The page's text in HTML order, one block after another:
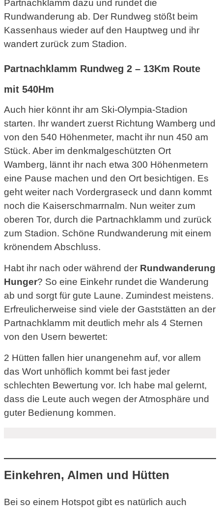
Partnachklamm dazu und rundet die
Rundwanderung ab. Der Rundweg stößt beim
Kassenhaus wieder auf den Hauptweg und ihr
wandert zurück zum Stadion.
Partnachklamm Rundweg 2 – 13Km Route
mit 540Hm
Auch hier könnt ihr am Ski-Olympia-Stadion
starten. Ihr wandert zuerst Richtung Wamberg und
von den 540 Höhenmeter, macht ihr nun 450 am
Stück. Aber im denkmalgeschützten Ort
Wamberg, lännt ihr nach etwa 300 Höhenmetern
eine Pause machen und den Ort besichtigen. Es
geht weiter nach Vordergraseck und dann kommt
noch die Kaiserschmarrnalm. Nun weiter zum
oberen Tor, durch die Partnachklamm und zurück
zum Stadion. Schöne Rundwanderung mit einem
krönendem Abschluss.
Habt ihr nach oder während der Rundwanderung
Hunger? So eine Einkehr rundet die Wanderung
ab und sorgt für gute Laune. Zumindest meistens.
Erfreulicherweise sind viele der Gaststätten an der
Partnachklamm mit deutlich mehr als 4 Sternen
von den Usern bewertet:
2 Hütten fallen hier unangenehm auf, vor allem
das Wort unhöflich kommt bei fast jeder
schlechten Bewertung vor. Ich habe mal gelernt,
dass die Leute auch wegen der Atmosphäre und
guter Bedienung kommen.
Einkehren, Almen und Hütten
Bei so einem Hotspot gibt es natürlich auch